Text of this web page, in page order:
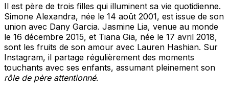
Il est père de trois filles qui illuminent sa vie quotidienne.
Simone Alexandra, née le 14 août 2001, est issue de son
union avec Dany Garcia. Jasmine Lia, venue au monde
le 16 décembre 2015, et Tiana Gia, née le 17 avril 2018,
sont les fruits de son amour avec Lauren Hashian. Sur
Instagram, il partage régulièrement des moments
touchants avec ses enfants, assumant pleinement son
rôle de père attentionné.